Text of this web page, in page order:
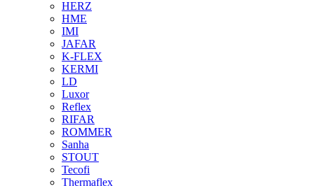
HERZ
HME
IMI
JAFAR
K-FLEX
KERMI
LD
Luxor
Reflex
RIFAR
ROMMER
Sanha
STOUT
Tecofi
Thermaflex